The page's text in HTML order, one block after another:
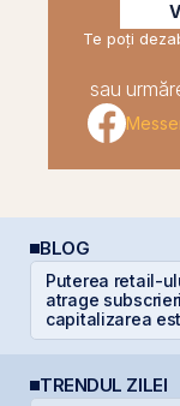
Te poți
sau
BLOG
Puterea retail-
atrage
capitalizarea
TRENDUL ZILEI